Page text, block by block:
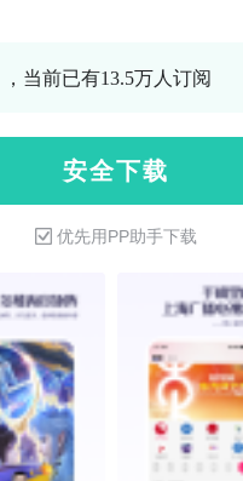
差体验顶级赛事的热血沸腾
开心公寓》《老洋房的笑故
》《也平凡》，沪剧、越剧
这里，重温沪上荧屏经典，
区，解锁最新的次元资讯，
刷。 影像上海专区-用经典
济、生活方式等方面的发展
藏片库《我型我秀》《加
《金星秀》……古早综艺一
探宝上博·百物看中国——
《国宝时刻》4K版、《永
当前已有13.5万人订阅
安 全 下 载
优先用PP助手下载